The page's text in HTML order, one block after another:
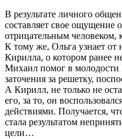
В результате личного
составляет свое ощущение
отрицательным человеком,
К тому же, Ольга узнает от
Кирилла, о котором ранее
Михаил помог в молодости
заточения за решетку,
А Кирилл, не только не
его, за то, он
действиями. Получается,
стала результатом
цели…